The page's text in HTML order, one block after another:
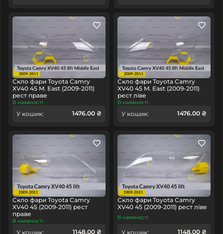
Скло фари Toyota Camry
XV40 45 M. East (2009-2011)
рест праве
В наявності
У кошик: 1476.00 ₴
Скло фари Toyota Camry
XV40 45 M. East (2009-2011)
рест ліве
В наявності
У кошик: 1476.00 ₴
Скло фари Toyota Camry
XV40 45 (2009-2011) рест
праве
В наявності
У кошик: 1148.00 ₴
Скло фари Toyota Camry
XV40 45 (2009-2011) рест ліве
В наявності
У кошик: 1148.00 ₴